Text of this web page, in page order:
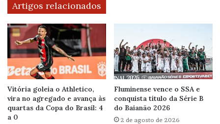
Artigos relacionados
Vitória goleia o Athletico,
vira no agregado e avança às
quartas da Copa do Brasil: 4
a 0
Fluminense vence o SSA e
conquista título da Série B
do Baianão 2026
2 de agosto de 2026